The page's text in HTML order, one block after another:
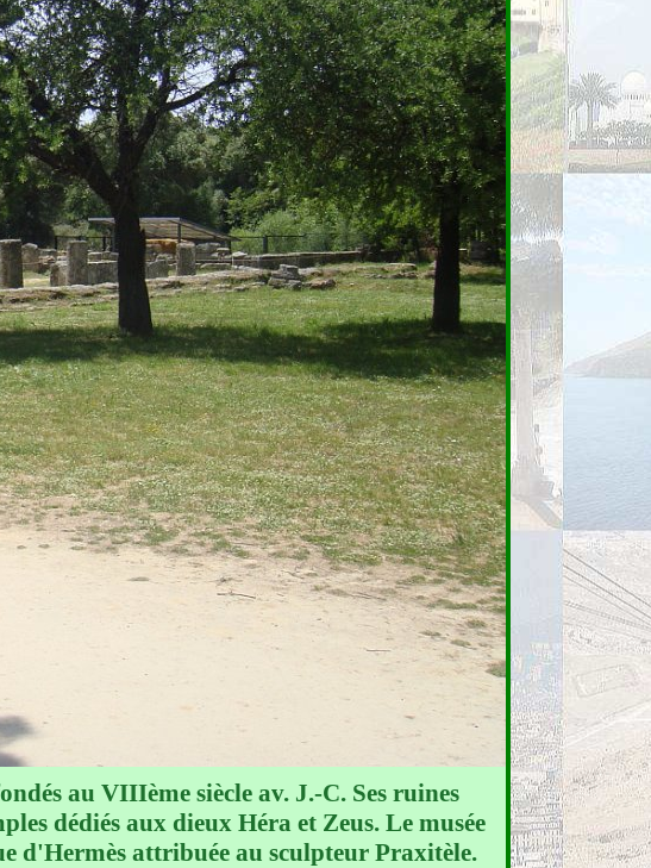
au VIIIème siècle av. J.-C. Ses ruines
dédiés aux dieux Héra et Zeus. Le musée
d'Hermès attribuée au sculpteur Praxitèle.